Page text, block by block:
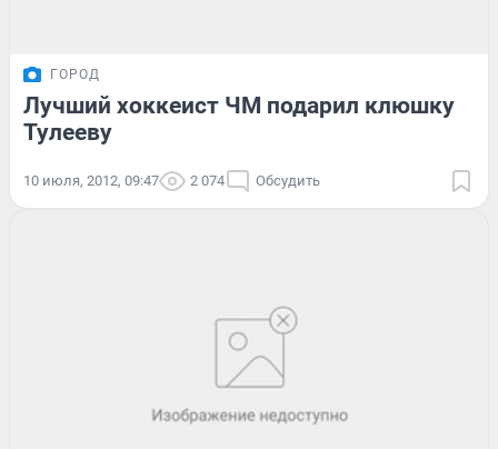
ГОРОД
Лучший хоккеист ЧМ подарил клюшку
Тулееву
10 июля, 2012, 09:47 2 074 Обсудить